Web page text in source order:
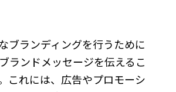
ブランディングを行うために
ランドメッセージを伝えるこ
これには、広告やプロモーシ